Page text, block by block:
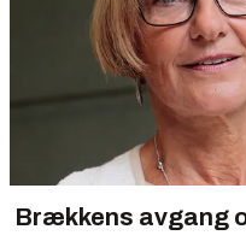
Brækkens avgang